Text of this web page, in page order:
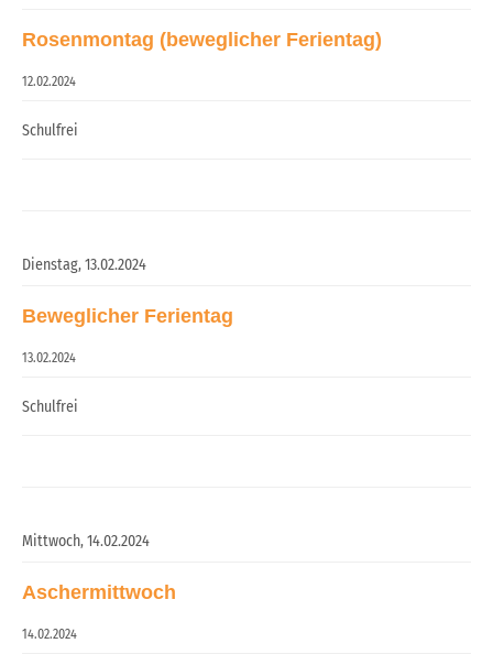
Rosenmontag (beweglicher Ferientag)
12.02.2024
Schulfrei
Dienstag,13.02.2024
Beweglicher Ferientag
13.02.2024
Schulfrei
Mittwoch,14.02.2024
Aschermittwoch
14.02.2024